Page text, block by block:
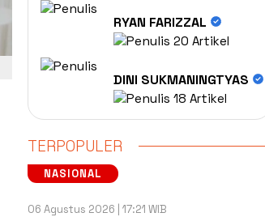
RYAN FARIZZAL
20 Artikel
DINI SUKMANINGTYAS
18 Artikel
TERPOPULER
NASIONAL
06 Agustus 2026 | 17:21 WIB